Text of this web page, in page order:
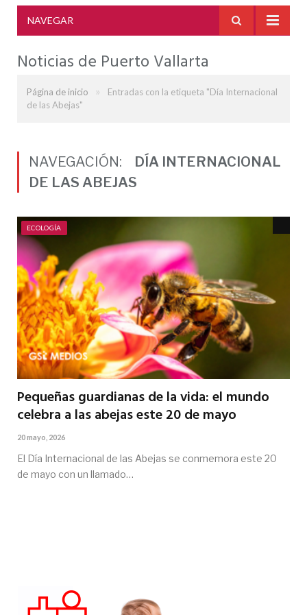
NAVEGAR
Noticias de Puerto Vallarta
Página de inicio »
Entradas con la etiqueta "Día Internacional
de las Abejas"
NAVEGACIÓN:
DÍA INTERNACIONAL
DE LAS ABEJAS
ECOLOGÍA
Pequeñas guardianas de la vida: el mundo
celebra a las abejas este 20 de mayo
20 mayo, 2026
El Día Internacional de las Abejas se conmemora este 20
de mayo con un llamado…